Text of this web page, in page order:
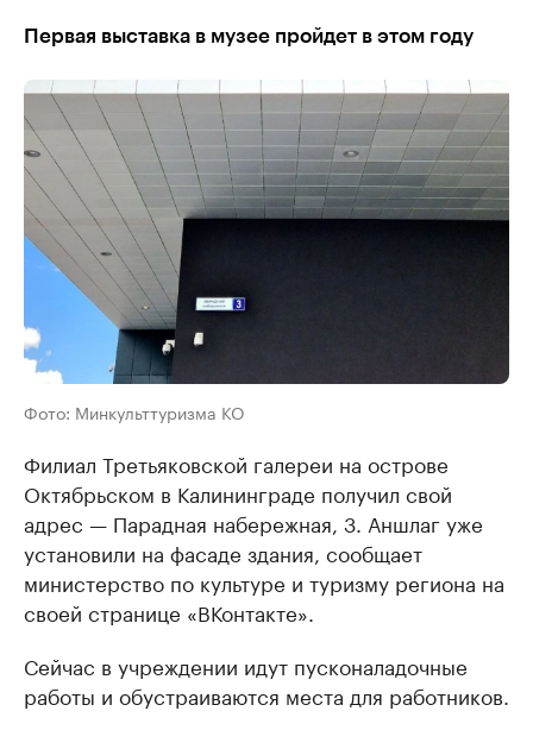
Первая выставка в музее пройдет в этом году
Фото: Минкульттуризма КО
Филиал Третьяковской галереи на острове
Октябрьском в Калининграде получил свой
адрес — Парадная набережная, 3. Аншлаг уже
установили на фасаде здания, сообщает
министерство по культуре и туризму региона на
своей странице «ВКонтакте».
Сейчас в учреждении идут пусконаладочные
работы и обустраиваются места для работников.